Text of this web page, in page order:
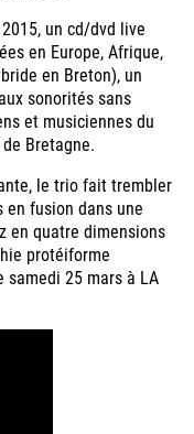
un cd/dvd live
en Europe, Afrique,
en Breton), un
sonorités sans
et musiciennes du
Bretagne.
le trio fait trembler
en fusion dans une
en quatre dimensions
protéiforme
samedi 25 mars à LA